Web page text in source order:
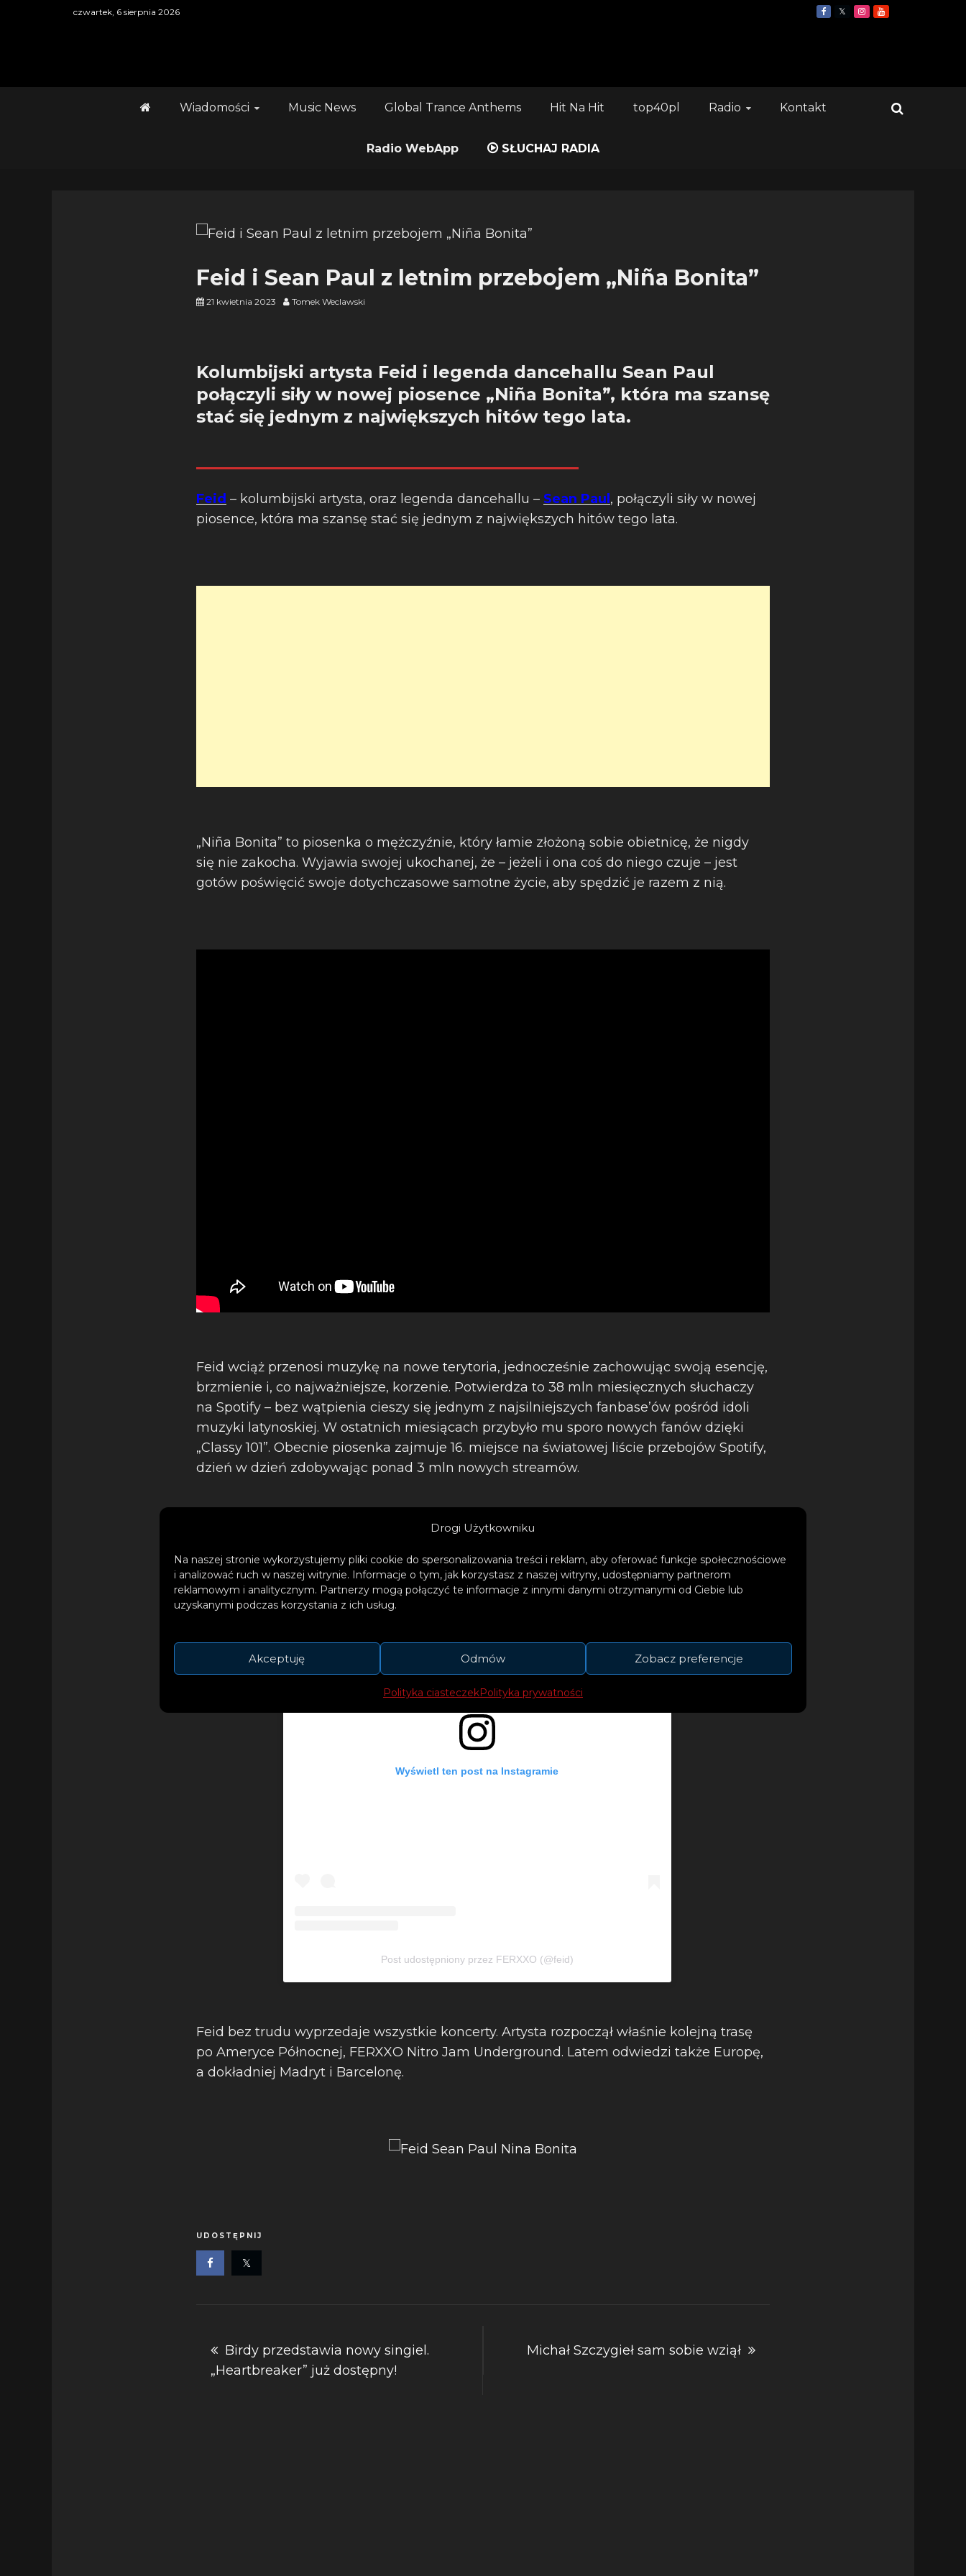
Drogi Użytkowniku
Na naszej stronie wykorzystujemy pliki cookie do spersonalizowania treści i reklam, aby oferować funkcje społecznościowe
i analizować ruch w naszej witrynie. Informacje o tym, jak korzystasz z naszej witryny, udostępniamy partnerom
reklamowym i analitycznym. Partnerzy mogą połączyć te informacje z innymi danymi otrzymanymi od Ciebie lub
uzyskanymi podczas korzystania z ich usług.
Akceptuję Odmów Zobacz preferencje
Polityka ciasteczekPolityka prywatności
czwartek, 6 sierpnia 2026
Wiadomości Music News Global Trance Anthems Hit Na Hit top40pl Radio Kontakt
Radio WebApp SŁUCHAJ RADIA
Feid i Sean Paul z letnim przebojem „Niña Bonita”
21 kwietnia 2023 Tomek Weclawski
Kolumbijski artysta Feid i legenda dancehallu Sean Paul
połączyli siły w nowej piosence „Niña Bonita”, która ma szansę
stać się jednym z największych hitów tego lata.
Feid – kolumbijski artysta, oraz legenda dancehallu – Sean Paul , połączyli siły w nowej
piosence, która ma szansę stać się jednym z największych hitów tego lata.
„Niña Bonita” to piosenka o mężczyźnie, który łamie złożoną sobie obietnicę, że nigdy
się nie zakocha. Wyjawia swojej ukochanej, że – jeżeli i ona coś do niego czuje – jest
gotów poświęcić swoje dotychczasowe samotne życie, aby spędzić je razem z nią.
Feid wciąż przenosi muzykę na nowe terytoria, jednocześnie zachowując swoją esencję,
brzmienie i, co najważniejsze, korzenie. Potwierdza to 38 mln miesięcznych słuchaczy
na Spotify – bez wątpienia cieszy się jednym z najsilniejszych fanbase’ów pośród idoli
muzyki latynoskiej. W ostatnich miesiącach przybyło mu sporo nowych fanów dzięki
„Classy 101”. Obecnie piosenka zajmuje 16. miejsce na światowej liście przebojów Spotify,
dzień w dzień zdobywając ponad 3 mln nowych streamów.
Wyświetl ten post na Instagramie
Post udostępniony przez FERXXO (@feid)
Feid bez trudu wyprzedaje wszystkie koncerty. Artysta rozpoczął właśnie kolejną trasę
po Ameryce Północnej, FERXXO Nitro Jam Underground. Latem odwiedzi także Europę,
a dokładniej Madryt i Barcelonę.
UDOSTĘPNIJ
Nawigacja
wpisu
Birdy przedstawia nowy singiel.
„Heartbreaker” już dostępny!
Michał Szczygieł sam sobie wziął